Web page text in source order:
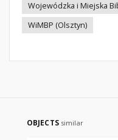
Wojewódzka i Miejska
WiMBP (Olsztyn)
OBJECTS similar